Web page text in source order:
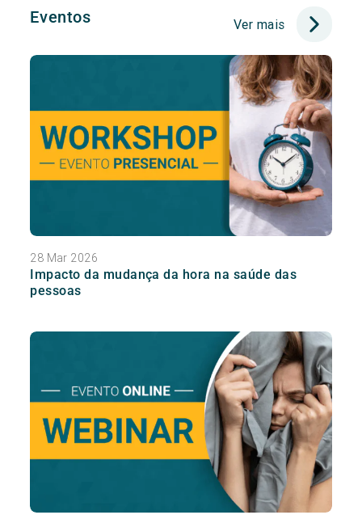
Eventos Ver mais
28 Mar 2026
Impacto da mudança da hora na saúde das
pessoas